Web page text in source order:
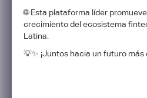
🌐 Esta plataforma líder
crecimiento del ecosistema
Latina.
💡✨ ¡Juntos hacia un futuro